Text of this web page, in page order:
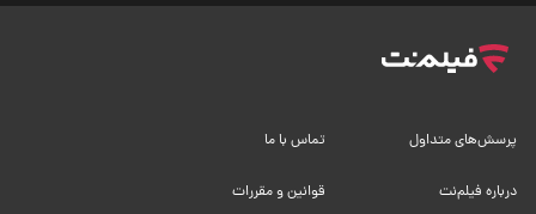
پرسش‌های متداول تماس با ما
درباره فیلم‌نت قوانین و مقررات